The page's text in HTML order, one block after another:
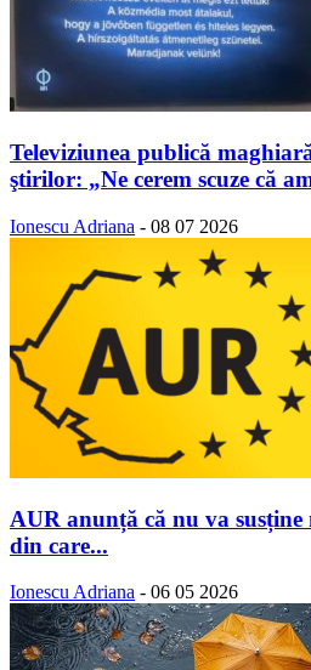
Televiziunea publică
ştirilor: „Ne cerem scuze că
Ionescu Adriana - 08 07 2026
AUR anunță că nu va
din care...
Ionescu Adriana - 06 05 2026